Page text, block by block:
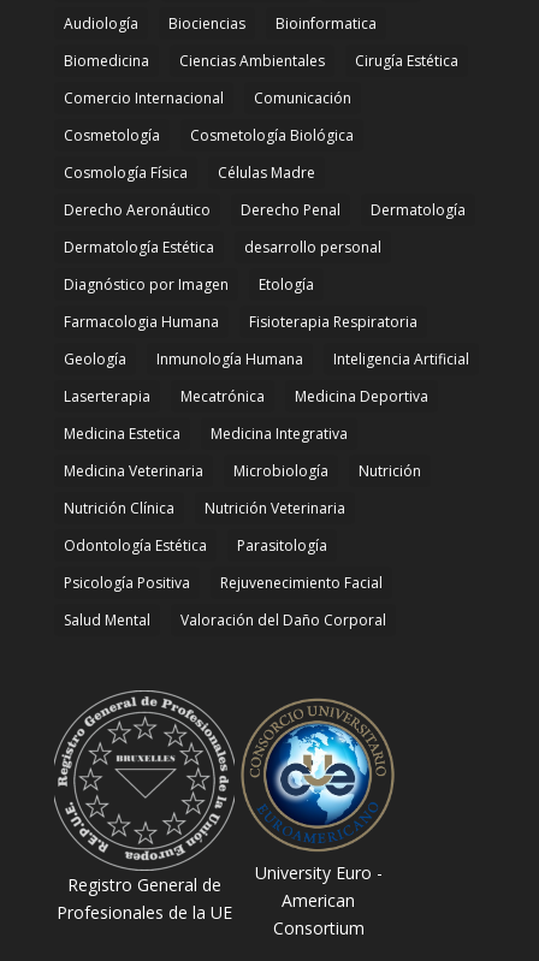
Audiología
Biociencias
Bioinformatica
Biomedicina
Ciencias Ambientales
Cirugía Estética
Comercio Internacional
Comunicación
Cosmetología
Cosmetología Biológica
Cosmología Física
Células Madre
Derecho Aeronáutico
Derecho Penal
Dermatología
Dermatología Estética
desarrollo personal
Diagnóstico por Imagen
Etología
Farmacologia Humana
Fisioterapia Respiratoria
Geología
Inmunología Humana
Inteligencia Artificial
Laserterapia
Mecatrónica
Medicina Deportiva
Medicina Estetica
Medicina Integrativa
Medicina Veterinaria
Microbiología
Nutrición
Nutrición Clínica
Nutrición Veterinaria
Odontología Estética
Parasitología
Psicología Positiva
Rejuvenecimiento Facial
Salud Mental
Valoración del Daño Corporal
Registro General de
Profesionales de la UE
University Euro -
American
Consortium